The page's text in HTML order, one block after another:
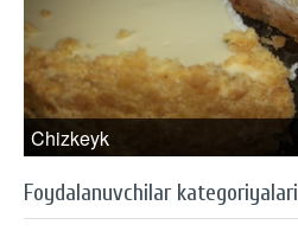
Chizkeyk
Foydalanuvchilar kategoriyalari